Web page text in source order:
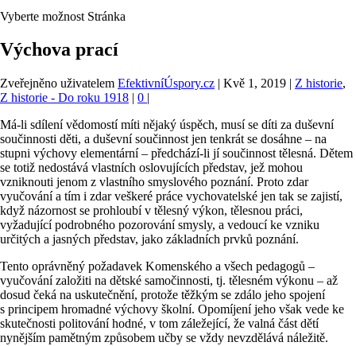
Vyberte možnost Stránka
Výchova prací
Zveřejněno uživatelem EfektivníÚspory.cz | Kvě 1, 2019 | Z historie,
Z historie - Do roku 1918 | 0 |
Má-li sdílení vědomostí míti nějaký úspěch, musí se díti za duševní
součinnosti děti, a duševní součinnost jen tenkrát se dosáhne – na
stupni výchovy elementární – předchází-li jí součinnost tělesná. Dětem
se totiž nedostává vlastních oslovujících představ, jež mohou
vzniknouti jenom z vlastního smyslového poznání. Proto zdar
vyučování a tím i zdar veškeré práce vychovatelské jen tak se zajistí,
když názornost se prohloubí v tělesný výkon, tělesnou práci,
vyžadující podrobného pozorování smysly, a vedoucí ke vzniku
určitých a jasných představ, jako základních prvků poznání.
Tento oprávněný požadavek Komenského a všech pedagogů –
vyučování založiti na dětské samočinnosti, tj. tělesném výkonu – až
dosud čeká na uskutečnění, protože těžkým se zdálo jeho spojení
s principem hromadné výchovy školní. Opomíjení jeho však vede ke
skutečnosti politování hodné, v tom záležející, že valná část dětí
nynějším pamětným způsobem učby se vždy nevzdělává náležitě.